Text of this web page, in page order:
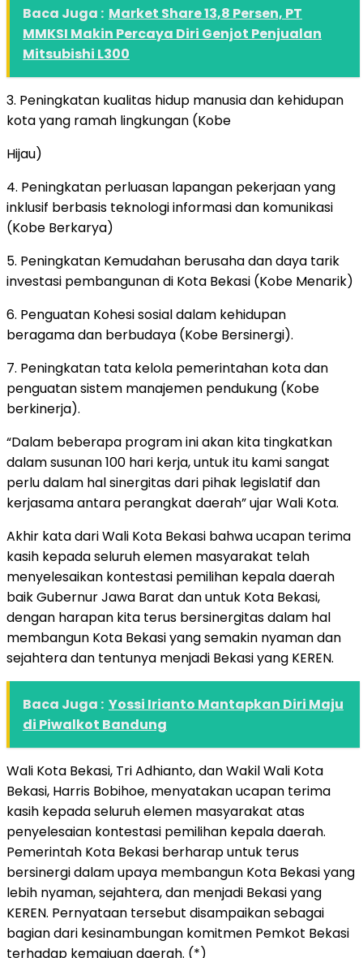
Baca Juga : Market Share 13,8 Persen, PT
MMKSI Makin Percaya Diri Genjot Penjualan
Mitsubishi L300
3. Peningkatan kualitas hidup manusia dan kehidupan
kota yang ramah lingkungan (Kobe
Hijau)
4. Peningkatan perluasan lapangan pekerjaan yang
inklusif berbasis teknologi informasi dan komunikasi
(Kobe Berkarya)
5. Peningkatan Kemudahan berusaha dan daya tarik
investasi pembangunan di Kota Bekasi (Kobe Menarik)
6. Penguatan Kohesi sosial dalam kehidupan
beragama dan berbudaya (Kobe Bersinergi).
7. Peningkatan tata kelola pemerintahan kota dan
penguatan sistem manajemen pendukung (Kobe
berkinerja).
“Dalam beberapa program ini akan kita tingkatkan
dalam susunan 100 hari kerja, untuk itu kami sangat
perlu dalam hal sinergitas dari pihak legislatif dan
kerjasama antara perangkat daerah” ujar Wali Kota.
Akhir kata dari Wali Kota Bekasi bahwa ucapan terima
kasih kepada seluruh elemen masyarakat telah
menyelesaikan kontestasi pemilihan kepala daerah
baik Gubernur Jawa Barat dan untuk Kota Bekasi,
dengan harapan kita terus bersinergitas dalam hal
membangun Kota Bekasi yang semakin nyaman dan
sejahtera dan tentunya menjadi Bekasi yang KEREN.
Baca Juga : Yossi Irianto Mantapkan Diri Maju
di Piwalkot Bandung
Wali Kota Bekasi, Tri Adhianto, dan Wakil Wali Kota
Bekasi, Harris Bobihoe, menyatakan ucapan terima
kasih kepada seluruh elemen masyarakat atas
penyelesaian kontestasi pemilihan kepala daerah.
Pemerintah Kota Bekasi berharap untuk terus
bersinergi dalam upaya membangun Kota Bekasi yang
lebih nyaman, sejahtera, dan menjadi Bekasi yang
KEREN. Pernyataan tersebut disampaikan sebagai
bagian dari kesinambungan komitmen Pemkot Bekasi
terhadap kemajuan daerah. (*)